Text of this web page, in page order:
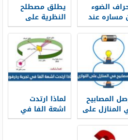
الضوء
مساره عند
بين
شفافين
مختلفين يسمى
يطلق مصطلح
النظرية على
التفسير الذي
تدعمه بقوة
نتائج التجارب
العملية
المصابيح
المنازل على
لماذا ارتدت
اشعة الفا في
تجربة رذرفورد